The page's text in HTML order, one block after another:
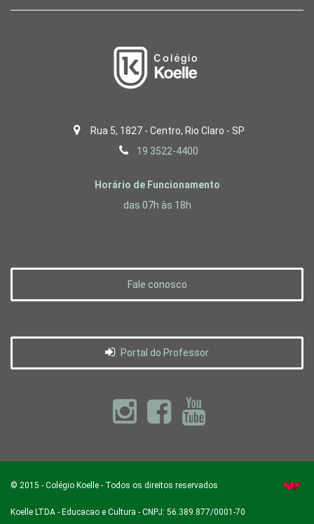
Rua 5, 1827 - Centro, Rio Claro - SP
19 3522-4400
Horário de Funcionamento
das 07h às 18h
Fale conosco
Portal do Professor
© 2015 - Colégio Koelle - Todos os direitos reservados
Koelle LTDA - Educacao e Cultura - CNPJ: 56.389.877/0001-70